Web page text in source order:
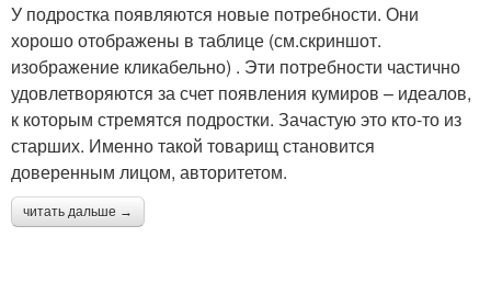
У подростка появляются новые потребности. Они
хорошо отображены в таблице (см.скриншот.
изображение кликабельно) . Эти потребности частично
удовлетворяются за счет появления кумиров – идеалов,
к которым стремятся подростки. Зачастую это кто-то из
старших. Именно такой товарищ становится
доверенным лицом, авторитетом.
читать дальше →